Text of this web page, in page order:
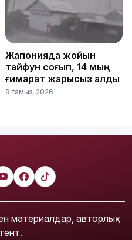
Жапонияда жойқын
тайфун соғып, 14 мың
ғимарат жарықсыз қалды
8 тамыз, 2026
материалдар, авторлық